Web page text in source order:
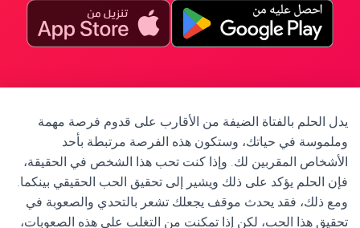
يدل الحلم بالفتاة الضيفة من الأقارب على قدوم فرصة مهمة
وملموسة في حياتك، وستكون هذه الفرصة مرتبطة بأحد
الأشخاص المقربين لك. وإذا كنت تحب هذا الشخص في الحقيقة،
فإن الحلم يؤكد على ذلك ويشير إلى تحقيق الحب الحقيقي بينكما.
ومع ذلك، فقد يحدث موقف يجعلك تشعر بالتحدي والصعوبة في
تحقيق هذا الحب، لكن إذا تمكنت من التغلب على هذه الصعوبات،